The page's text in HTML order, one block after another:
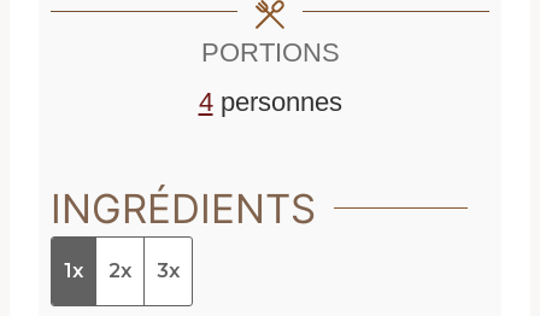
PORTIONS
4 personnes
INGRÉDIENTS
1x 2x 3x